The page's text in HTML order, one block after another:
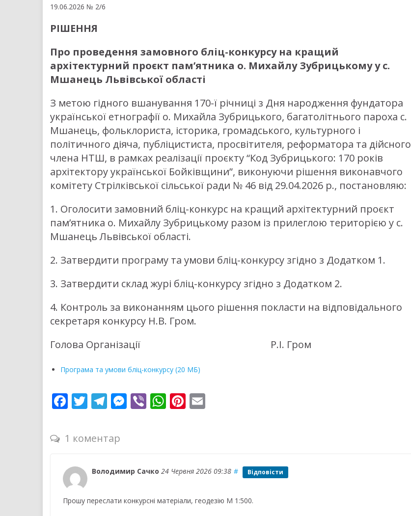
19.06.2026 № 2/6
РІШЕННЯ
Про проведення замовного бліц-конкурсу на кращий
архітектурний проєкт пам’ятника о. Михайлу Зубрицькому у с.
Мшанець Львівської області
З метою гідного вшанування 170-ї річниці з Дня народження фундатора
української етнографії о. Михайла Зубрицького, багатолітнього пароха с.
Мшанець, фольклориста, історика, громадського, культурного і
політичного діяча, публіцистиста, просвітителя, реформатора та дійсного
члена НТШ, в рамках реалізації проєкту “Код Зубрицького: 170 років
архітектору української Бойківщини”, виконуючи рішення виконавчого
комітету Стрілківської сільської ради № 46 від 29.04.2026 р., постановляю:
1. Оголосити замовний бліц-конкурс на кращий архітектурний проєкт
пам’ятника о. Михайлу Зубрицькому разом із прилеглою територією у с.
Мшанець Львівської області.
2. Затвердити програму та умови бліц-конкурсу згідно з Додатком 1.
3. Затвердити склад журі бліц-конкурсу згідно з Додатком 2.
4. Контроль за виконанням цього рішення покласти на відповідального
секретаря конкурсу Н.В. Гром.
Голова Організації Р.І. Гром
Програма та умови бліц-конкурсу (20 МБ)
F
e
b
o
o
k
T
itt
er
T
e
gr
m
M
g
er
Vi W
A
p
p
Pi
st
1 коментар
Володимир Сачко 24 Червня 2026 09:38 # Відповісти
Прошу переслати конкурсні матеріали, геодезію М 1:500.